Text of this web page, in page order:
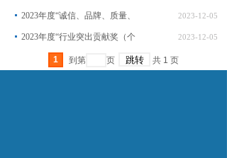
2023年度“诚信、品牌、质量、 2023-12-05
2023年度“行业突出贡献奖（个 2023-12-05
1 到第 页 共 1 页